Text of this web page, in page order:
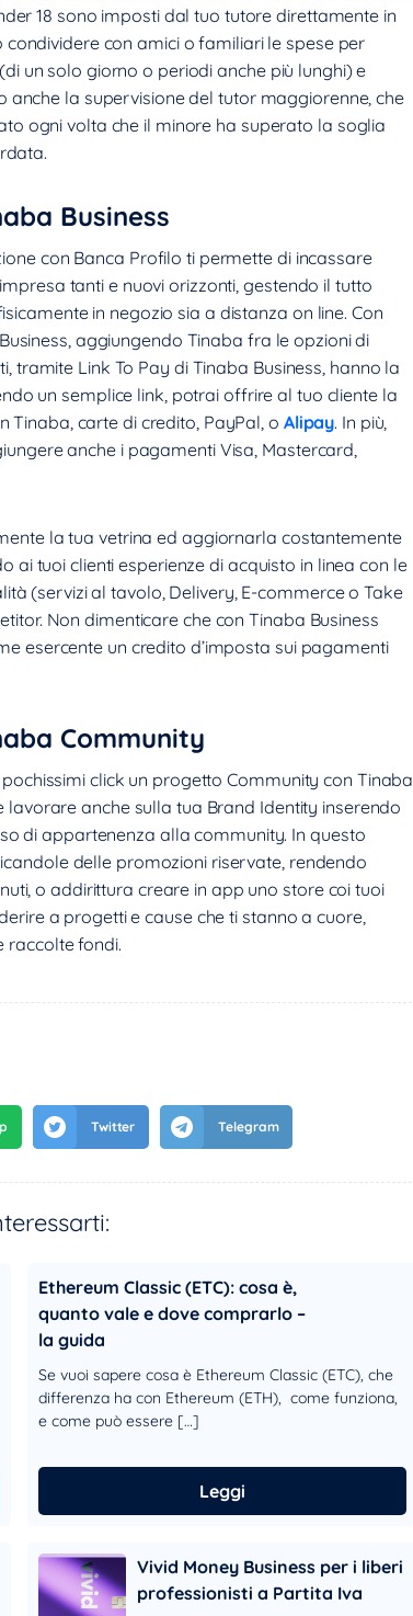
18 sono imposti dal tuo tutore direttamente in
con amici o familiari le spese per
un solo giorno o periodi anche più lunghi) e
anche la supervisione del tutor maggiorenne, che
ogni volta che il minore ha superato la soglia
Business
con Banca Profilo ti permette di incassare
tanti e nuovi orizzonti, gestendo il tutto
in negozio sia a distanza on line. Con
aggiungendo Tinaba fra le opzioni di
tramite Link To Pay di Tinaba Business, hanno la
un semplice link, potrai offrire al tuo cliente la
carte di credito, PayPal, o Alipay. In più,
anche i pagamenti Visa, Mastercard,
la tua vetrina ed aggiornarla costantemente
tuoi clienti esperienze di acquisto in linea con le
(servizi al tavolo, Delivery, E-commerce o Take
Non dimenticare che con Tinaba Business
esercente un credito d’imposta sui pagamenti
Community
click un progetto Community con Tinaba
lavorare anche sulla tua Brand Identity inserendo
di appartenenza alla community. In questo
delle promozioni riservate, rendendo
o addirittura creare in app uno store coi tuoi
a progetti e cause che ti stanno a cuore,
raccolte fondi.
Ethereum Classic (ETC): cosa è,
quanto vale e dove comprarlo –
la guida
Se vuoi sapere cosa è Ethereum Classic (ETC), che
differenza ha con Ethereum (ETH), come funziona,
e come può essere […]
Leggi
Vivid Money Business per i liberi
professionisti a Partita Iva